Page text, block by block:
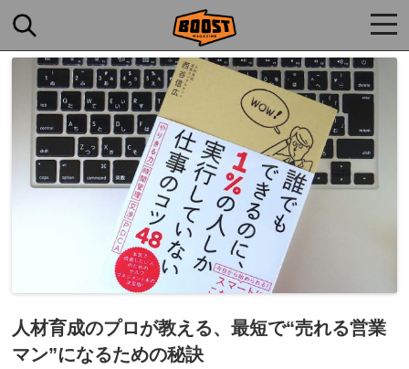
人材育成のプロが教える、最短で“売れる営業
マン”になるための秘訣